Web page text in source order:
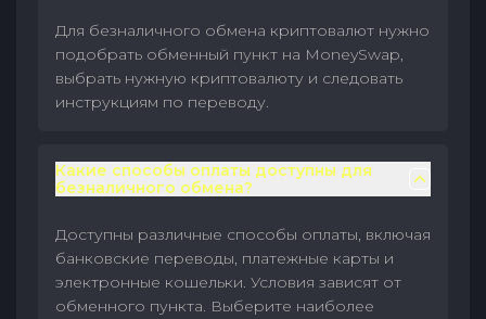
Для безналичного обмена криптовалют нужно
подобрать обменный пункт на MoneySwap,
выбрать нужную криптовалюту и следовать
инструкциям по переводу.
Какие способы оплаты доступны для
безналичного обмена?
Доступны различные способы оплаты, включая
банковские переводы, платежные карты и
электронные кошельки. Условия зависят от
обменного пункта. Выберите наиболее